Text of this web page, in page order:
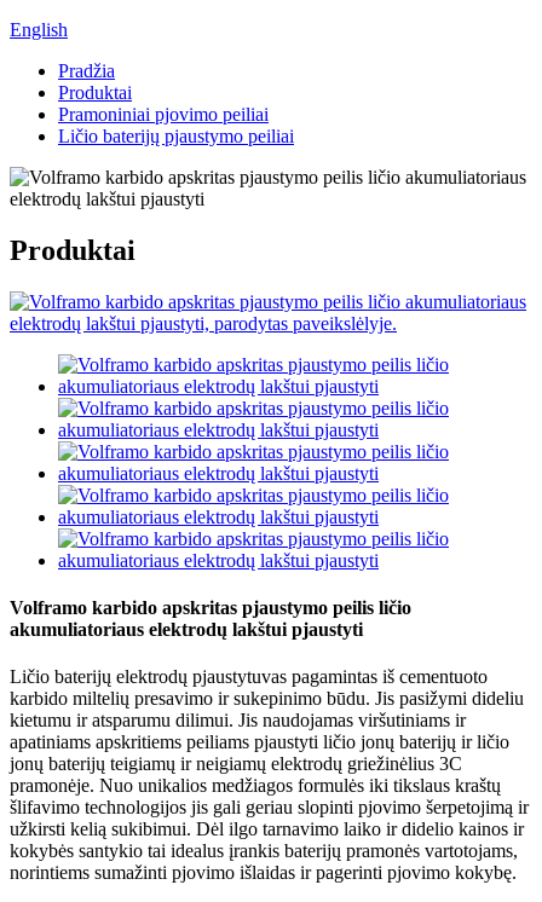
English
Pradžia
Produktai
Pramoniniai pjovimo peiliai
Ličio baterijų pjaustymo peiliai
Produktai
Volframo karbido apskritas pjaustymo peilis ličio
akumuliatoriaus elektrodų lakštui pjaustyti
Ličio baterijų elektrodų pjaustytuvas pagamintas iš cementuoto
karbido miltelių presavimo ir sukepinimo būdu. Jis pasižymi dideliu
kietumu ir atsparumu dilimui. Jis naudojamas viršutiniams ir
apatiniams apskritiems peiliams pjaustyti ličio jonų baterijų ir ličio
jonų baterijų teigiamų ir neigiamų elektrodų griežinėlius 3C
pramonėje. Nuo unikalios medžiagos formulės iki tikslaus kraštų
šlifavimo technologijos jis gali geriau slopinti pjovimo šerpetojimą ir
užkirsti kelią sukibimui. Dėl ilgo tarnavimo laiko ir didelio kainos ir
kokybės santykio tai idealus įrankis baterijų pramonės vartotojams,
norintiems sumažinti pjovimo išlaidas ir pagerinti pjovimo kokybę.